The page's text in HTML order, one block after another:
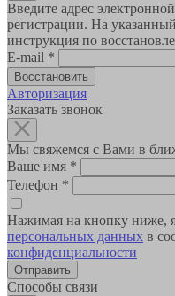
Введите адрес
регистрации. На
инструкция по
E-mail *
Авторизация
Заказать звонок
Мы свяжемся с Вами в
Ваше имя *
Телефон *
Нажимая на кнопку ниже,
персональных данных в
конфиденциальности
Способы связи